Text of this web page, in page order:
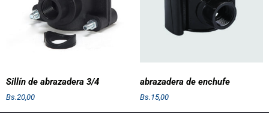
Sillín de abrazadera 3/4
Bs.20,00
abrazadera de enchufe
Bs.15,00